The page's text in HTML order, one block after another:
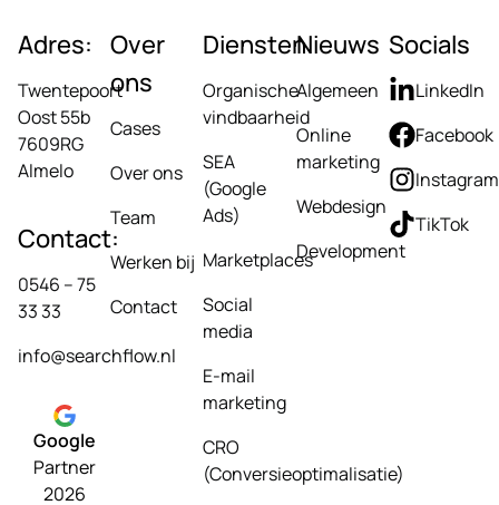
Adres:
Twentepoort
Oost 55b
7609RG
Almelo
Contact:
0546 – 75
33 33
info@searchflow.nl
Google
Partner
2026
Over
ons
Cases
Over ons
Team
Werken bij
Contact
Diensten
Organische
vindbaarheid
SEA
(Google
Ads)
Marketplaces
Social
media
E-mail
marketing
CRO
(Conversieoptimalisatie)
Nieuws
Algemeen
Online
marketing
Webdesign
Development
Socials
LinkedIn
Facebook
Instagram
TikTok